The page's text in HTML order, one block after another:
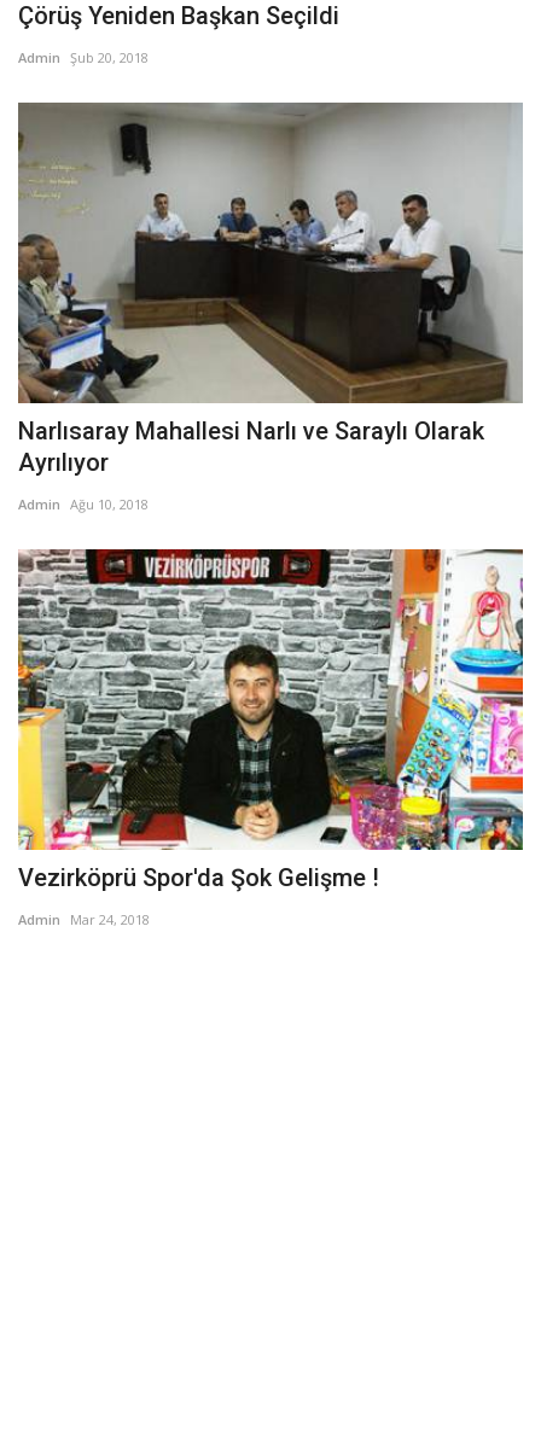
Çörüş Yeniden Başkan Seçildi
Admin Şub 20, 2018
Narlısaray Mahallesi Narlı ve Saraylı Olarak
Ayrılıyor
Admin Ağu 10, 2018
Vezirköprü Spor'da Şok Gelişme !
Admin Mar 24, 2018